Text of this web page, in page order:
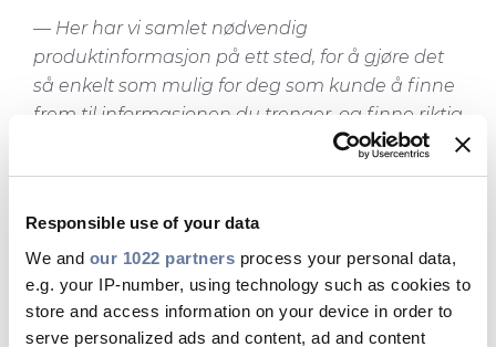
Responsible use of your data
We and our 1022 partners process your personal data,
e.g. your IP-number, using technology such as cookies to
store and access information on your device in order to
serve personalized ads and content, ad and content
— Her har vi samlet nødvendig
produktinformasjon på ett sted, for å gjøre det
så enkelt som mulig for deg som kunde å finne
frem til informasjonen du trenger, og finne riktig
sier Camilla Østnæs
Olsen, markeds- og kommunikasjonsansvarlig i
Se den oppdaterte
bestselgerlisten her